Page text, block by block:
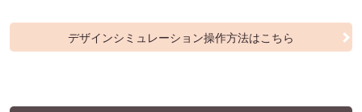
デザインシミュレーション操作方法はこちら